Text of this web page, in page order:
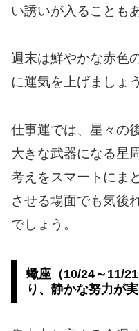
い誘いが入ることも
週末は鮮やかな赤色
に運気を上げましょう
仕事運では、星々の
大きな武器になる星
考えをスマートにま
させる場面でも気後
でしょう。
蠍座（10/24～11/
り、静かな努力が